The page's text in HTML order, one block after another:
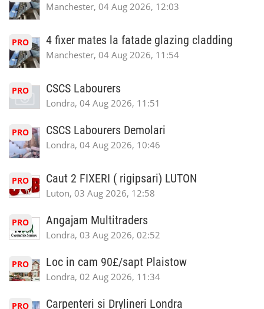
Manchester, 04 Aug 2026, 12:03
PRO 4 fixer mates la fatade glazing cladding
Manchester, 04 Aug 2026, 11:54
PRO CSCS Labourers
Londra, 04 Aug 2026, 11:51
PRO CSCS Labourers Demolari
Londra, 04 Aug 2026, 10:46
PRO Caut 2 FIXERI ( rigipsari) LUTON
Luton, 03 Aug 2026, 12:58
PRO Angajam Multitraders
Londra, 03 Aug 2026, 02:52
PRO Loc in cam 90£/sapt Plaistow
Londra, 02 Aug 2026, 11:34
PRO Carpenteri si Drylineri Londra